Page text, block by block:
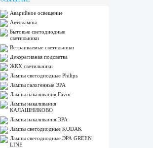
Аварийное освещение
Автолампы
Бытовые светодиодные
светильники
Встраиваемые светильники
Декоративная подсветка
ЖКХ светильники
Лампы cветодиодные Philips
Лампы галогенные ЭРА
Лампы накаливания Favor
Лампы накаливания
КАЛАШНИКОВО
Лампы накаливания ЭРА
Лампы светодиодные KODAK
Лампы светодиодные ЭРА GREEN
LINE